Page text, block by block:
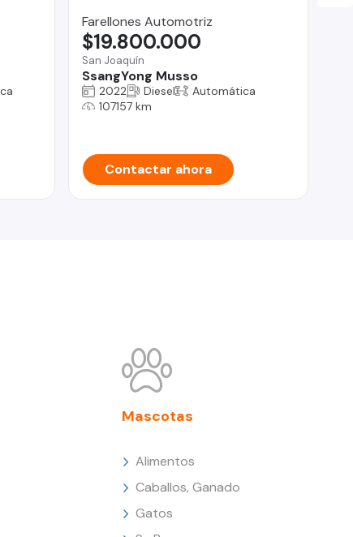
Farellones Automotriz
San Joaquín
SsangYong Musso
$19.800.000
2022 Diesel
Automática
107157 km
Contactar ahora
Mascotas
Alimentos
Caballos, Ganado
Gatos